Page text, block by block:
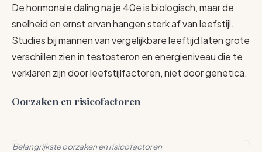
De hormonale daling na je 40e is biologisch, maar de
snelheid en ernst ervan hangen sterk af van leefstijl.
Studies bij mannen van vergelijkbare leeftijd laten grote
verschillen zien in testosteron en energieniveau die te
verklaren zijn door leefstijlfactoren, niet door genetica.
Oorzaken en risicofactoren
Belangrijkste oorzaken en risicofactoren